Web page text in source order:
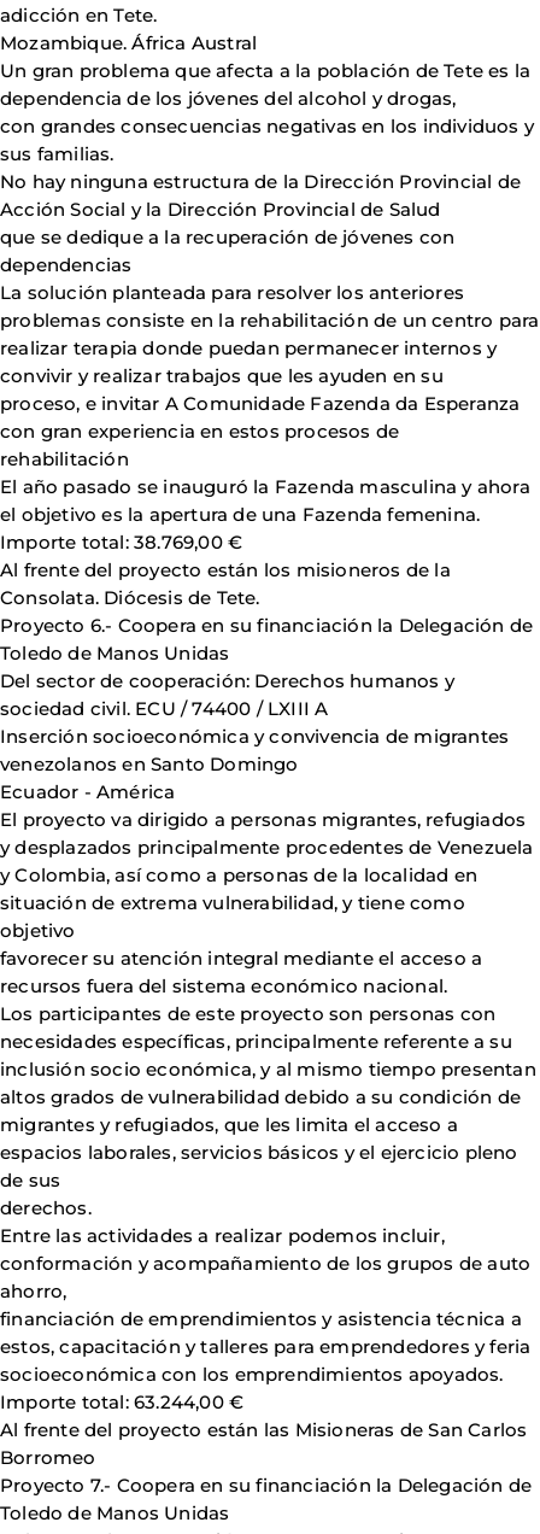
adicción en Tete.
Mozambique. África Austral
Un gran problema que afecta a la población de Tete es la
dependencia de los jóvenes del alcohol y drogas,
con grandes consecuencias negativas en los individuos y
sus familias.
No hay ninguna estructura de la Dirección Provincial de
Acción Social y la Dirección Provincial de Salud
que se dedique a la recuperación de jóvenes con
dependencias
La solución planteada para resolver los anteriores
problemas consiste en la rehabilitación de un centro para
realizar terapia donde puedan permanecer internos y
convivir y realizar trabajos que les ayuden en su
proceso, e invitar A Comunidade Fazenda da Esperanza
con gran experiencia en estos procesos de
rehabilitación
El año pasado se inauguró la Fazenda masculina y ahora
el objetivo es la apertura de una Fazenda femenina.
Importe total: 38.769,00 €
Al frente del proyecto están los misioneros de la
Consolata. Diócesis de Tete.
Proyecto 6.- Coopera en su financiación la Delegación de
Toledo de Manos Unidas
Del sector de cooperación: Derechos humanos y
sociedad civil. ECU / 74400 / LXIII A
Inserción socioeconómica y convivencia de migrantes
venezolanos en Santo Domingo
Ecuador - América
El proyecto va dirigido a personas migrantes, refugiados
y desplazados principalmente procedentes de Venezuela
y Colombia, así como a personas de la localidad en
situación de extrema vulnerabilidad, y tiene como
objetivo
favorecer su atención integral mediante el acceso a
recursos fuera del sistema económico nacional.
Los participantes de este proyecto son personas con
necesidades específicas, principalmente referente a su
inclusión socio económica, y al mismo tiempo presentan
altos grados de vulnerabilidad debido a su condición de
migrantes y refugiados, que les limita el acceso a
espacios laborales, servicios básicos y el ejercicio pleno
de sus
derechos.
Entre las actividades a realizar podemos incluir,
conformación y acompañamiento de los grupos de auto
ahorro,
financiación de emprendimientos y asistencia técnica a
estos, capacitación y talleres para emprendedores y feria
socioeconómica con los emprendimientos apoyados.
Importe total: 63.244,00 €
Al frente del proyecto están las Misioneras de San Carlos
Borromeo
Proyecto 7.- Coopera en su financiación la Delegación de
Toledo de Manos Unidas